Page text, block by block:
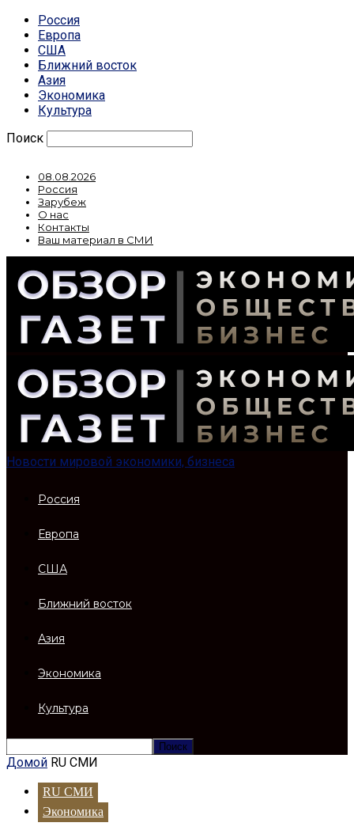
Россия
Европа
США
Ближний восток
Азия
Экономика
Культура
Поиск
08.08.2026
Россия
Зарубеж
О нас
Контакты
Ваш материал в СМИ
Новости мировой экономики, бизнеса
Россия
Европа
США
Ближний восток
Азия
Экономика
Культура
Домой RU СМИ
RU СМИ
Экономика